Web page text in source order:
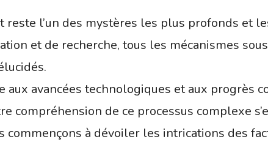
reste l’un des mystères les plus profonds et
et de recherche, tous les mécanismes
aux avancées technologiques et aux progrès
compréhension de ce processus complexe
commençons à dévoiler les intrications des